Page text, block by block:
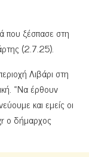
που ξέσπασε στη
(2.7.25).
Λιβάρι στη
«Να έρθουν
και εμείς οι
ο δήμαρχος